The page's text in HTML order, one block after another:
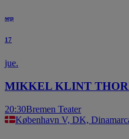
sep
17
jue.
MIKKEL KLINT
20:30Bremen Teater
København V, DK,